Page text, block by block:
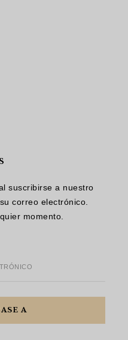
suscribirse a nuestro
correo electrónico.
momento.